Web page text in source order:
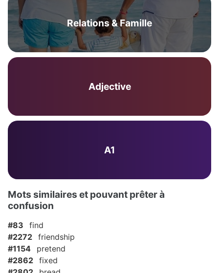
Relations & Famille
Adjective
A1
Mots similaires et pouvant prêter à
confusion
#83
find
#2272 friendship
#1154
pretend
#2862 fixed